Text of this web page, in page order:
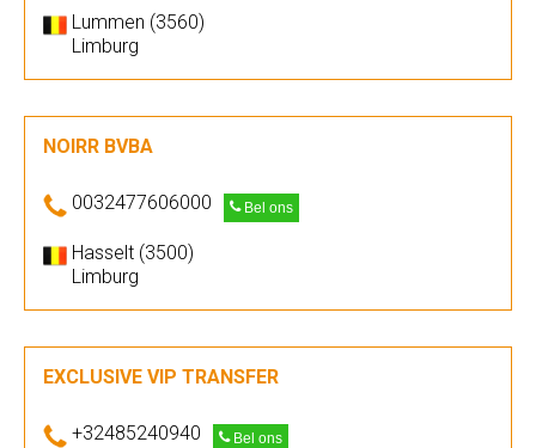
Lummen (3560)
Limburg
NOIRR BVBA
0032477606000 Bel ons
Hasselt (3500)
Limburg
EXCLUSIVE VIP TRANSFER
+32485240940 Bel ons